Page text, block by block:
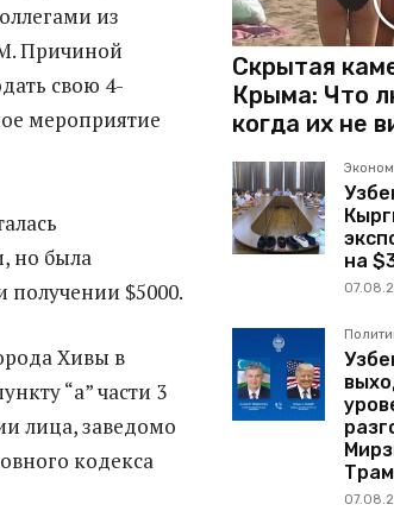
из
Причиной
свою 4-
мероприятие
но была
$5000.
Хивы в
“а” части 3
лица, заведомо
кодекса
Скрытая
Крыма: Что
когда их не
на